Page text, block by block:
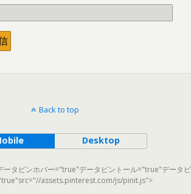
Back to top
Desktop
ータピンホバー="true"データピントール="true"データピ
assets.pinterest.com/js/pinit.js">